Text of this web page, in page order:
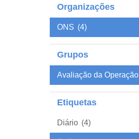
Organizações
ONS (4)
Grupos
Avaliação da Operação
Etiquetas
Diário (4)